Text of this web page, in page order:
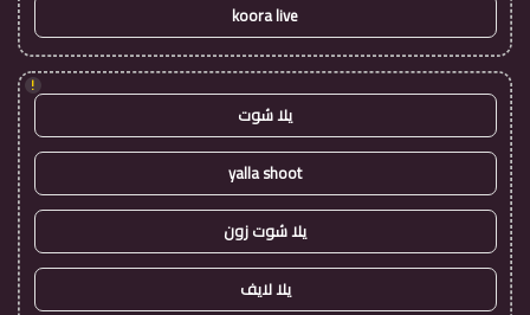
koora live
!
يلا شوت
yalla shoot
يلا شوت زون
يلا لايف